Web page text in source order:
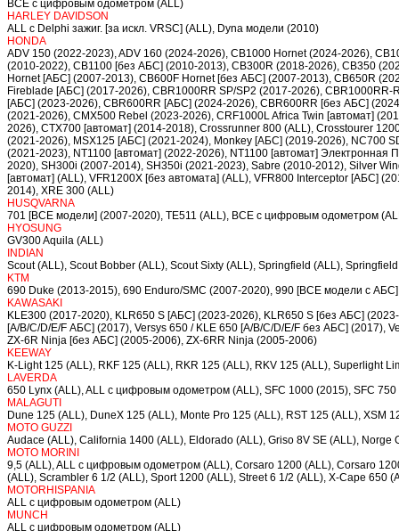
ВСЕ с цифровым одометром (ALL)
HARLEY DAVIDSON
ALL с Delphi зажиг. [за искл. VRSC] (ALL), Dyna модели (2010)
HONDA
ADV 150 (2022-2023), ADV 160 (2024-2026), CB1000 Hornet (2024-2026),
(2010-2022), CB1100 [без АБС] (2010-2013), CB300R (2018-2026), CB350
Hornet [АБС] (2007-2013), CB600F Hornet [без АБС] (2007-2013), CB650R
Fireblade [АБС] (2017-2026), CBR1000RR SP/SP2 (2017-2026),
[АБС] (2023-2026), CBR600RR [АБС] (2024-2026), CBR600RR [без АБС]
(2021-2026), CMX500 Rebel (2023-2026), CRF1000L Africa Twin [автомат]
2026), CTX700 [автомат] (2014-2018), Crossrunner 800 (ALL), Crosstourer
(2021-2026), MSX125 [АБС] (2021-2024), Monkey [АБС] (2019-2026), NC700
(2021-2023), NT1100 [автомат] (2022-2026), NT1100 [автомат]
2020), SH300i (2007-2014), SH350i (2021-2023), Sabre (2010-2012), Silver
[автомат] (ALL), VFR1200X [без автомата] (ALL), VFR800 Interceptor [АБС]
2014), XRE 300 (ALL)
HUSQVARNA
701 [ВСЕ модели] (2007-2020), TE511 (ALL), ВСЕ с цифровым одометром
HYOSUNG
GV300 Aquila (ALL)
INDIAN
Scout (ALL), Scout Bobber (ALL), Scout Sixty (ALL), Springfield (ALL),
KTM
690 Duke (2013-2015), 690 Enduro/SMC (2007-2020), 990 [ВСЕ модели с
KAWASAKI
KLE300 (2017-2020), KLR650 S [АБС] (2023-2026), KLR650 S [без АБС]
[A/B/C/D/E/F АБС] (2017), Versys 650 / KLE 650 [A/B/C/D/E/F без АБС] (2017),
ZX-6R Ninja [без АБС] (2005-2006), ZX-6RR Ninja (2005-2006)
KEEWAY
K-Light 125 (ALL), RKF 125 (ALL), RKR 125 (ALL), RKV 125 (ALL), Superlight
LAVERDA
650 Lynx (ALL), ALL c цифровым одометром (ALL), SFC 1000 (2015), SFC 750
MALAGUTI
Dune 125 (ALL), DuneX 125 (ALL), Monte Pro 125 (ALL), RST 125 (ALL), XSM
MOTO GUZZI
Audace (ALL), California 1400 (ALL), Eldorado (ALL), Griso 8V SE (ALL),
MOTO MORINI
9,5 (ALL), ALL c цифровым одометром (ALL), Corsaro 1200 (ALL), Corsaro
(ALL), Scrambler 6 1/2 (ALL), Sport 1200 (ALL), Street 6 1/2 (ALL), X-Cape 650
MOTORHISPANIA
ALL c цифровым одометром (ALL)
MUNCH
ALL c цифровым одометром (ALL)